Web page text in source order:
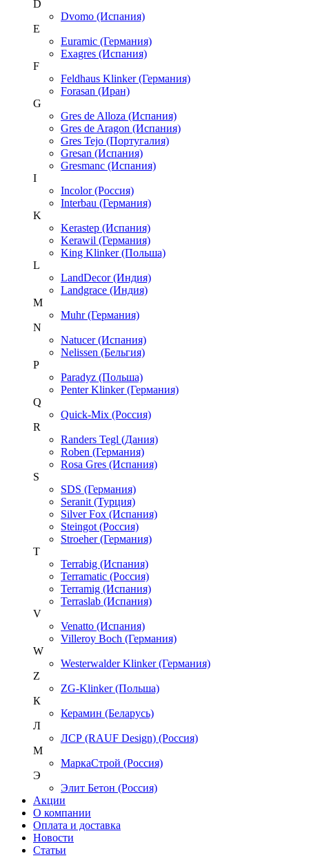
D
Dvomo (Испания)
E
Euramic (Германия)
Exagres (Испания)
F
Feldhaus Klinker (Германия)
Forasan (Иран)
G
Gres de Alloza (Испания)
Gres de Aragon (Испания)
Gres Tejo (Португалия)
Gresan (Испания)
Gresmanc (Испания)
I
Incolor (Россия)
Interbau (Германия)
K
Kerastep (Испания)
Kerawil (Германия)
King Klinker (Польша)
L
LandDecor (Индия)
Landgrace (Индия)
M
Muhr (Германия)
N
Natucer (Испания)
Nelissen (Бельгия)
P
Paradyz (Польша)
Penter Klinker (Германия)
Q
Quick-Mix (Россия)
R
Randers Tegl (Дания)
Roben (Германия)
Rosa Gres (Испания)
S
SDS (Германия)
Seranit (Турция)
Silver Fox (Испания)
Steingot (Россия)
Stroeher (Германия)
T
Terrabig (Испания)
Terramatic (Россия)
Terramig (Испания)
Terraslab (Испания)
V
Venatto (Испания)
Villeroy Boch (Германия)
W
Westerwalder Klinker (Германия)
Z
ZG-Klinker (Польша)
К
Керамин (Беларусь)
Л
ЛСР (RAUF Design) (Россия)
М
МаркаСтрой (Россия)
Э
Элит Бетон (Россия)
Акции
О компании
Оплата и доставка
Новости
Статьи